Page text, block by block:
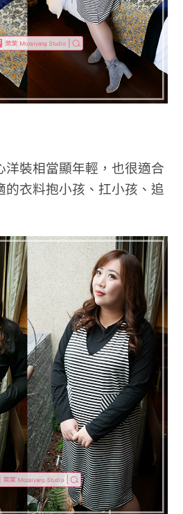
裝相當顯年輕，也很適合
的衣料抱小孩、扛小孩、追